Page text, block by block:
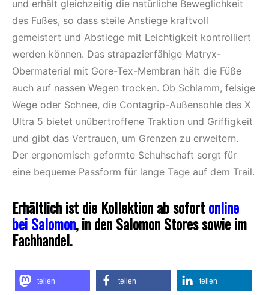
und erhält gleichzeitig die natürliche Beweglichkeit
des Fußes, so dass steile Anstiege kraftvoll
gemeistert und Abstiege mit Leichtigkeit kontrolliert
werden können. Das strapazierfähige Matryx-
Obermaterial mit Gore-Tex-Membran hält die Füße
auch auf nassen Wegen trocken. Ob Schlamm, felsige
Wege oder Schnee, die Contagrip-Außensohle des X
Ultra 5 bietet unübertroffene Traktion und Griffigkeit
und gibt das Vertrauen, um Grenzen zu erweitern.
Der ergonomisch geformte Schuhschaft sorgt für
eine bequeme Passform für lange Tage auf dem Trail.
Erhältlich ist die Kollektion ab sofortonline
bei Salomon, in den Salomon Stores sowie im
Fachhandel.
teilen teilen teilen